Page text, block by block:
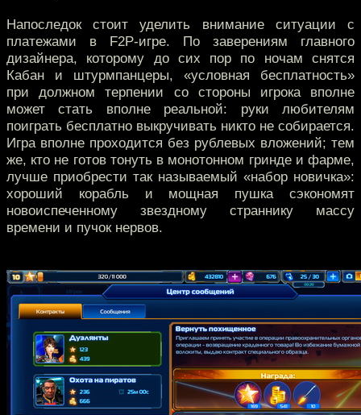
Напоследок стоит уделить внимание ситуации с
платежами в F2P-игре. По заверениям главного
дизайнера, которому до сих пор по ночам снятся
Кабан и штурмпанцеры, «условная бесплатность»
при должном терпении со стороны игрока вполне
может стать вполне реальной: руки любителям
поиграть бесплатно выкручивать никто не собирается.
Игра вполне проходится без рублевых вложений; тем
же, кто не готов тонуть в монотонном гринде и фарме,
лучше приобрести так называемый «набор новичка»:
хороший корабль и мощная пушка сэкономят
новоиспеченному звездному страннику массу
времени и пучок нервов.